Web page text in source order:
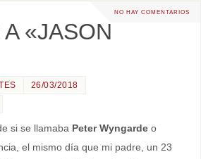
NO HAY COMENTARIOS
«JASON
26/03/2018
si se llamaba Peter Wyngardeo
el mismo día que mi padre, un 23